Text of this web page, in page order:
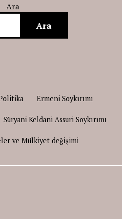
Ara
Ara
Ermeni Soykırımı
Süryani Keldani Assuri Soykırımı
ve Mülkiyet değişimi